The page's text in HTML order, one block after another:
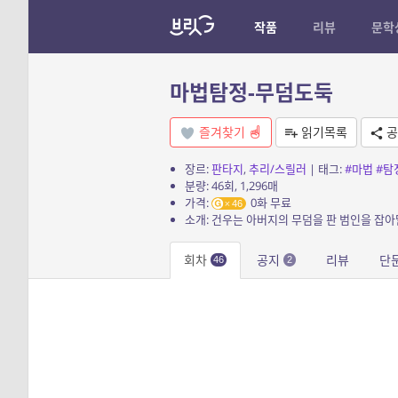
작품 리뷰 문학
마법탐정-무덤도둑
즐겨찾기 읽기목록
장르:판타지, 추리/스릴러 | 태그:#마법 #탐
분량: 46회, 1,296매
가격:
46
0화 무료
회차 46 공지 2 리뷰 단